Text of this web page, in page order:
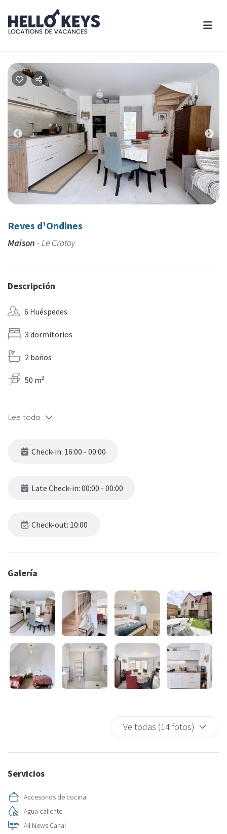
Previous
Reves d'Ondines
Maison - Le Crotoy
Descripción
6 Huéspedes
3 dormitorios
2 baños
50 m2
Lee todo
Check-in: 16:00 - 00:00
Late Check-in: 00:00 - 00:00
Check-out: 10:00
Galería
Ve todas (14 fotos)
Servicios
Accesorios de cocina
Agua caliente
All News Canal